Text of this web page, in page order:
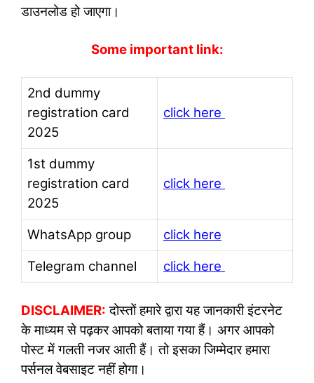
डाउनलोड हो जाएगा।
Some important link:
2nd dummy
registration card
2025
click here
1st dummy
registration card
2025
click here
WhatsApp group
click here
Telegram channel
click here
DISCLAIMER: दोस्तों हमारे द्वारा यह जानकारी इंटरनेट
के माध्यम से पढ़कर आपको बताया गया हैं। अगर आपको
पोस्ट में गलती नजर आती हैं। तो इसका जिम्मेदार हमारा
पर्सनल वेबसाइट नहीं होगा।